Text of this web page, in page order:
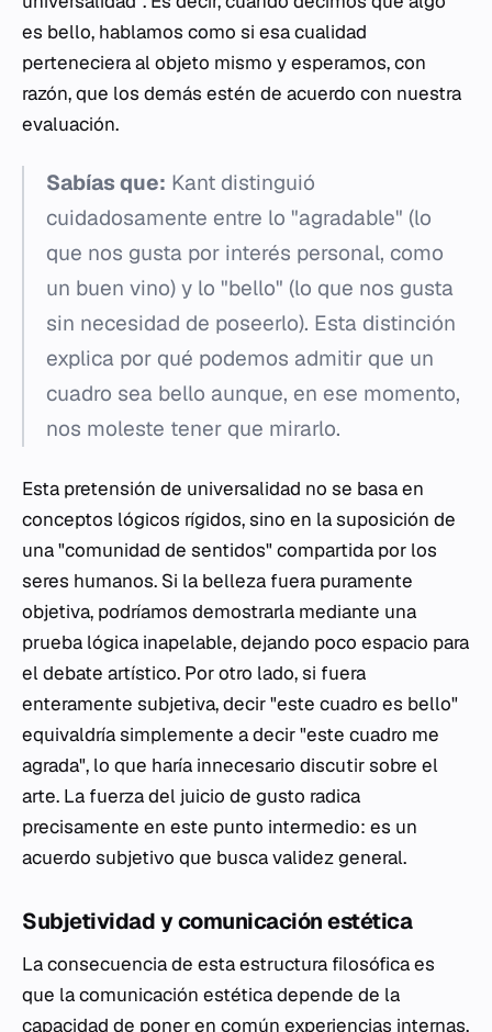
es bello, hablamos como si esa cualidad
perteneciera al objeto mismo y esperamos, con
razón, que los demás estén de acuerdo con nuestra
evaluación.
Sabías que: Kant distinguió
cuidadosamente entre lo "agradable" (lo
que nos gusta por interés personal, como
un buen vino) y lo "bello" (lo que nos gusta
sin necesidad de poseerlo). Esta distinción
explica por qué podemos admitir que un
cuadro sea bello aunque, en ese momento,
nos moleste tener que mirarlo.
Esta pretensión de universalidad no se basa en
conceptos lógicos rígidos, sino en la suposición de
una "comunidad de sentidos" compartida por los
seres humanos. Si la belleza fuera puramente
objetiva, podríamos demostrarla mediante una
prueba lógica inapelable, dejando poco espacio para
el debate artístico. Por otro lado, si fuera
enteramente subjetiva, decir "este cuadro es bello"
equivaldría simplemente a decir "este cuadro me
agrada", lo que haría innecesario discutir sobre el
arte. La fuerza del juicio de gusto radica
precisamente en este punto intermedio: es un
acuerdo subjetivo que busca validez general.
Subjetividad y comunicación estética
La consecuencia de esta estructura filosófica es
que la comunicación estética depende de la
capacidad de poner en común experiencias internas.